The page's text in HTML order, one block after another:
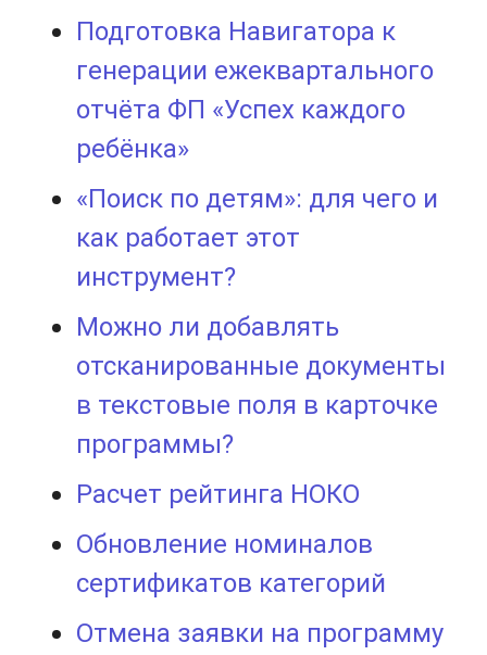
Подготовка Навигатора к
генерации ежеквартального
отчёта ФП «Успех каждого
ребёнка»
«Поиск по детям»: для чего и
как работает этот
инструмент?
Можно ли добавлять
отсканированные документы
в текстовые поля в карточке
программы?
Расчет рейтинга НОКО
Обновление номиналов
сертификатов категорий
Отмена заявки на программу